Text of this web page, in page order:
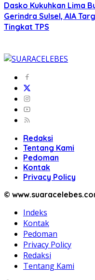
Dasko Kukuhkan Lima
Gerindra Sulsel, AIA
Tingkat TPS
Redaksi
Tentang Kami
Pedoman
Kontak
Privacy Policy
©
Indeks
Kontak
Pedoman
Privacy Policy
Redaksi
Tentang Kami